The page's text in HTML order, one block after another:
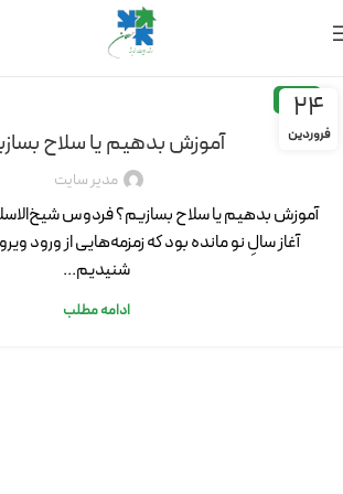
24
فروردین
مقاله
آموزش بدهیم یا سلاح
مدیر سایت
آموزش بدهیم یا سلاح بسازیم؟ فردوس
آغاز سالِ نو مانده بود که زمزمه‌هایی از ورود
شنیدیم...
ادامه مطلب